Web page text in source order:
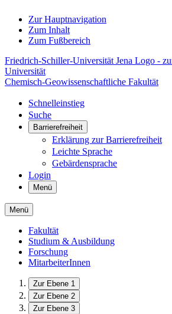
Zur Hauptnavigation
Zum Inhalt
Zum Fußbereich
Friedrich-Schiller-Universität Jena Logo -
Universität
Chemisch-Geowissenschaftliche Fakultät
Schnelleinstieg
Suche
Barrierefreiheit
Erklärung zur Barrierefreiheit
Leichte Sprache
Gebärdensprache
Login
Menü
Menü
Fakultät
Studium & Ausbildung
Forschung
MitarbeiterInnen
Zur Ebene 1
Zur Ebene 2
Zur Ebene 3